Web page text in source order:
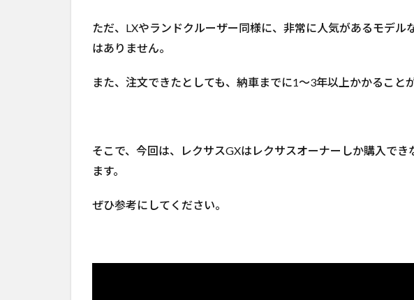
ただ、LXやランドクルーザー同様に、非常に人気があるモデル
はありません。
また、注文できたとしても、納車までに1～3年以上かかること
そこで、今回は、レクサスGXはレクサスオーナーしか購入で
ます。
ぜひ参考にしてください。